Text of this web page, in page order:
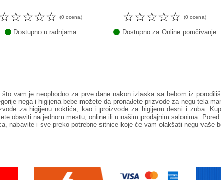
☆
☆
☆
☆ (0 ocena)
Dostupno u radnjama
☆
☆
☆
☆
☆ (0 ocena)
Dostupno za Online poručivanje
što vam je neophodno za prve dane nakon izlaska sa bebom iz
nega i higijena bebe možete da pronađete prizvode za negu tela
za higijenu noktića, kao i proizvode za higijenu desni i zuba.
obaviti na jednom mestu, online ili u našim prodajnim salonima.
nabavite i sve preko potrebne sitnice koje će vam olakšati negu vaše